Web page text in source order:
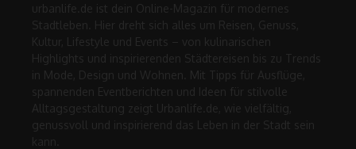
urbanlife.de ist dein Online-Magazin für modernes
Stadtleben. Hier dreht sich alles um Reisen, Genuss,
Kultur, Lifestyle und Events – von kulinarischen
Highlights und inspirierenden Städtereisen bis zu Trends
in Mode, Design und Wohnen. Mit Tipps für Ausflüge,
spannenden Eventberichten und Ideen für stilvolle
Alltagsgestaltung zeigt Urbanlife.de, wie vielfältig,
genussvoll und inspirierend das Leben in der Stadt sein
kann.